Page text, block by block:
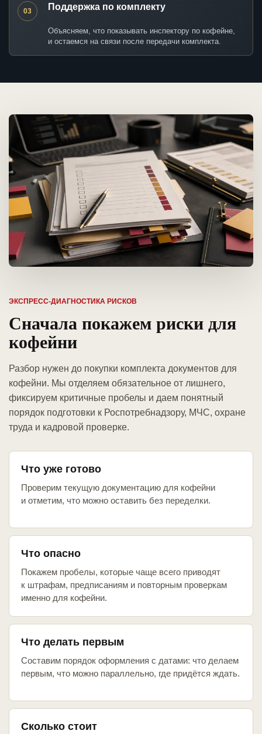
03 Поддержка по комплекту
Объясняем, что показывать инспектору по кофейне,
и остаемся на связи после передачи комплекта.
ЭКСПРЕСС-ДИАГНОСТИКА РИСКОВ
Сначала покажем риски для
кофейни
Разбор нужен до покупки комплекта документов для
кофейни. Мы отделяем обязательное от лишнего,
фиксируем критичные пробелы и даем понятный
порядок подготовки к Роспотребнадзору, МЧС, охране
труда и кадровой проверке.
Что уже готово
Проверим текущую документацию для кофейни
и отметим, что можно оставить без переделки.
Что опасно
Покажем пробелы, которые чаще всего приводят
к штрафам, предписаниям и повторным проверкам
именно для кофейни.
Что делать первым
Составим порядок оформления с датами: что делаем
первым, что можно параллельно, где придётся ждать.
Сколько стоит